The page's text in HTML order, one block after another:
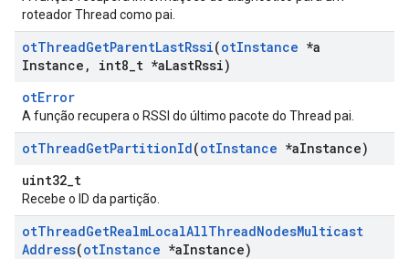
roteador Thread como pai.
otThreadGetParentLastRssi(otInstance *a
Instance , int8 t *aLastRssi)
otError
A função recupera o RSSI do último pacote do Thread pai.
otThreadGetPartitionId(otInstance *aInstance)
uint32_t
Recebe o ID da partição.
otThreadGetRealmLocalAllThreadNodesMulticast
Address(otInstance *aInstance)